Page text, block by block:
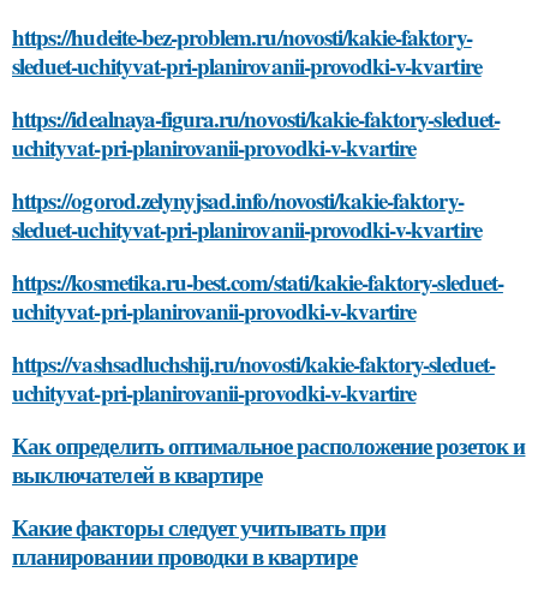
https://hudeite-bez-problem.ru/novosti/kakie-faktory-
sleduet-uchityvat-pri-planirovanii-provodki-v-kvartire
https://idealnaya-figura.ru/novosti/kakie-faktory-sleduet-
uchityvat-pri-planirovanii-provodki-v-kvartire
https://ogorod.zelynyjsad.info/novosti/kakie-faktory-
sleduet-uchityvat-pri-planirovanii-provodki-v-kvartire
https://kosmetika.ru-best.com/stati/kakie-faktory-sleduet-
uchityvat-pri-planirovanii-provodki-v-kvartire
https://vashsadluchshij.ru/novosti/kakie-faktory-sleduet-
uchityvat-pri-planirovanii-provodki-v-kvartire
Как определить оптимальное расположение розеток и
выключателей в квартире
Какие факторы следует учитывать при
планировании проводки в квартире